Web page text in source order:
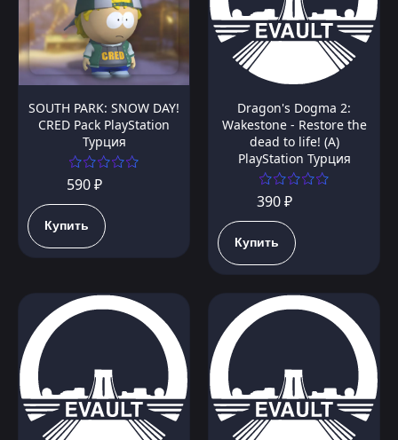
SOUTH PARK: SNOW DAY!
CRED Pack PlayStation
Турция
590 ₽
Купить
Dragon's Dogma 2:
Wakestone - Restore the
dead to life! (A)
PlayStation Турция
390 ₽
Купить